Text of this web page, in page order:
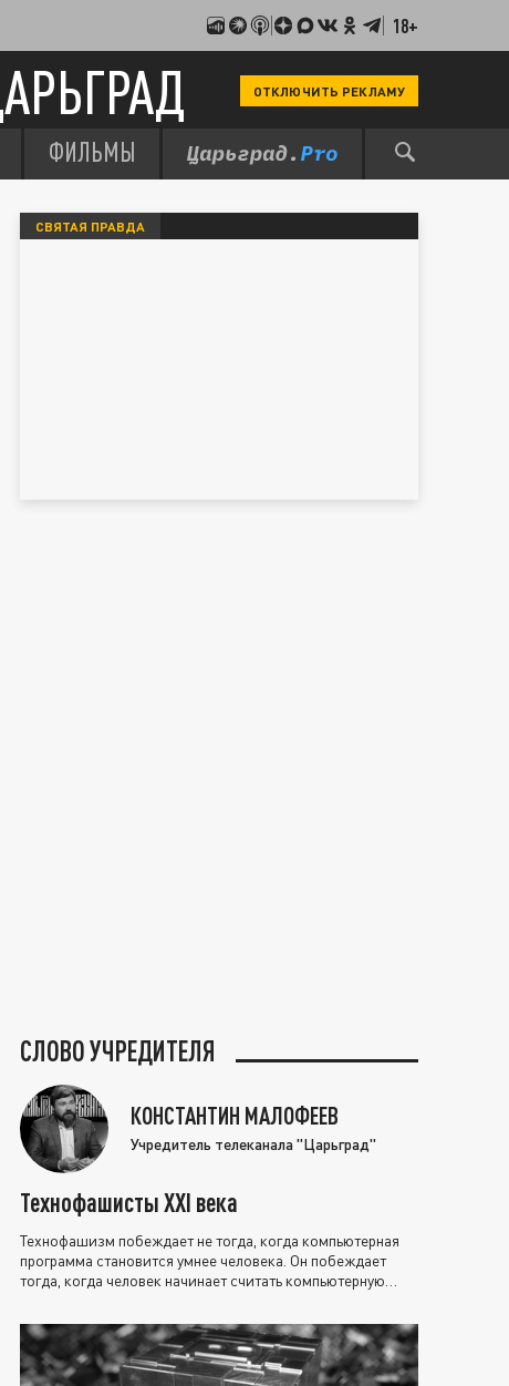
18+
ОТКЛЮЧИТЬ РЕКЛАМУ
ФИЛЬМЫ
СВЯТАЯ ПРАВДА
СЛОВО УЧРЕДИТЕЛЯ
КОНСТАНТИН МАЛОФЕЕВ
Учредитель телеканала "Царьград"
Технофашисты XXI века
Технофашизм побеждает не тогда, когда компьютерная
программа становится умнее человека. Он побеждает
тогда, когда человек начинает считать компьютерную